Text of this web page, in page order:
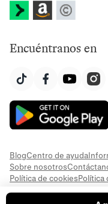
Encuéntranos en
BlogCentro de ayuda
Sobre nosotros
Política de cookiesPolítica